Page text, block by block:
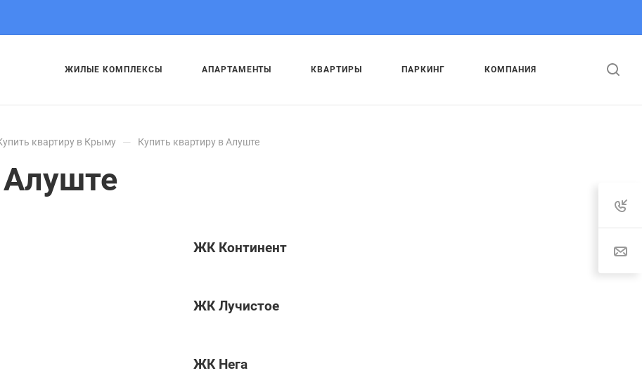
ЖИЛЫЕ КОМПЛЕКСЫ АПАРТАМЕНТЫ КВАРТИРЫ ПАРКИНГ КОМПАНИЯ
квартиру в Крыму — Купить квартиру в Алуште
Алуште
ЖК Континент
ЖК Лучистое
ЖК Нега